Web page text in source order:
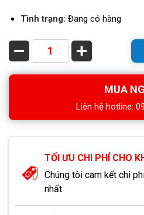
Tình trạng: Đang có hàng
MUA
Liên hệ hotline:
TỐI ƯU CHI PHÍ CHO
Chúng tôi cam kết chi
nhất